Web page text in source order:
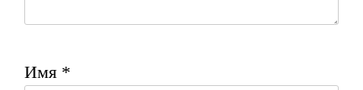
Имя *